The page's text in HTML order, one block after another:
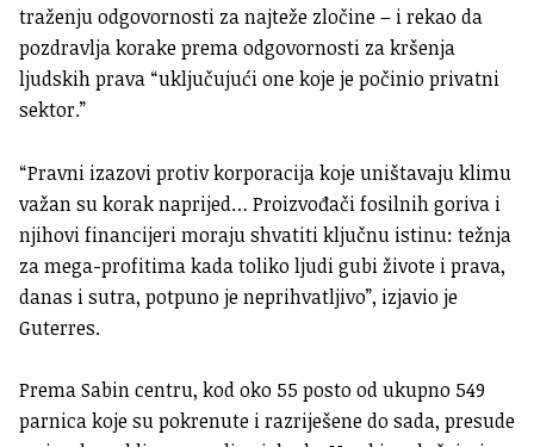
traženju odgovornosti za najteže zločine – i rekao da
pozdravlja korake prema odgovornosti za kršenja
ljudskih prava “uključujući one koje je počinio privatni
sektor.”
“Pravni izazovi protiv korporacija koje uništavaju klimu
važan su korak naprijed… Proizvođači fosilnih goriva i
njihovi financijeri moraju shvatiti ključnu istinu: težnja
za mega-profitima kada toliko ljudi gubi živote i prava,
danas i sutra, potpuno je neprihvatljivo”, izjavio je
Guterres.
Prema Sabin centru, kod oko 55 posto od ukupno 549
parnica koje su pokrenute i razriješene do sada, presude